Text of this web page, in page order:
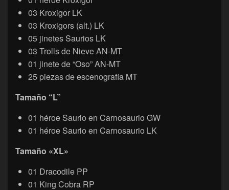
03 Kroxigor LK
03 Kroxigors (alt.) LK
05 jinetes Saurios LK
03 Trolls de Nieve AN-MT
01 jinete de “Oso” AN-MT
25 piezas de escenografía MT
Tamaño “L”
01 héroe Saurio en Carnosaurio GW
01 héroe Saurio en Carnosaurio LK
Tamaño «XL»
01 Dracodile PP
01 King Cobra RP